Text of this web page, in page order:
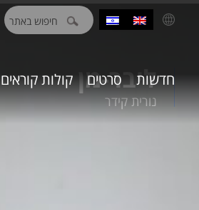
חיפוש:
חדשות סרטים קולות קוראים ליבר-מן
נורית קידר